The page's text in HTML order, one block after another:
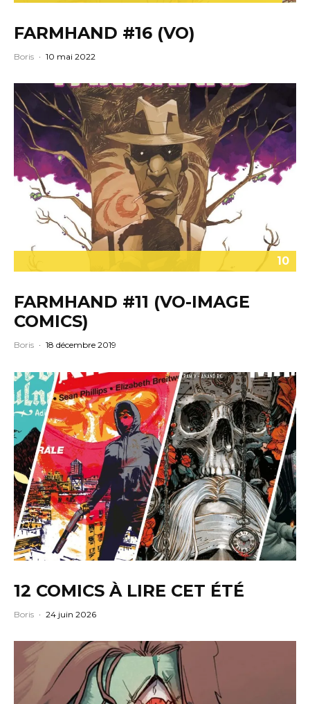
FARMHAND #16 (VO)
Boris · 10 mai 2022
10
FARMHAND #11 (VO-IMAGE
COMICS)
Boris · 18 décembre 2019
12 COMICS À LIRE CET ÉTÉ
Boris · 24 juin 2026